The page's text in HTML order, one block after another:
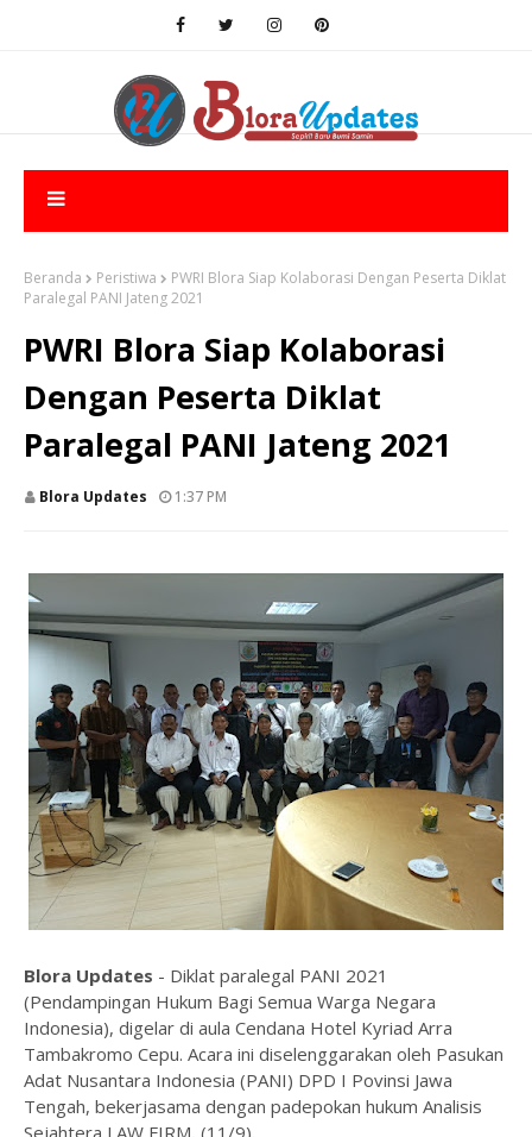
Beranda Peristiwa
PWRI Blora Siap Kolaborasi Dengan Peserta Diklat
Paralegal PANI Jateng 2021
PWRI Blora Siap Kolaborasi
Dengan Peserta Diklat
Paralegal PANI Jateng 2021
Blora Updates 1:37 PM
Blora Updates - Diklat paralegal PANI 2021
(Pendampingan Hukum Bagi Semua Warga Negara
Indonesia), digelar di aula Cendana Hotel Kyriad Arra
Tambakromo Cepu. Acara ini diselenggarakan oleh Pasukan
Adat Nusantara Indonesia (PANI) DPD I Povinsi Jawa
Tengah, bekerjasama dengan padepokan hukum Analisis
Sejahtera LAW FIRM, (11/9).